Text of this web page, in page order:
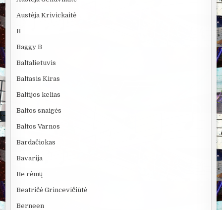
Austėja Krivickaitė
B
Baggy B
Baltalietuvis
Baltasis Kiras
Baltijos kelias
Baltos snaigės
Baltos Varnos
Bardačiokas
Bavarija
Be rėmų
Beatričė Grincevičiūtė
Berneen